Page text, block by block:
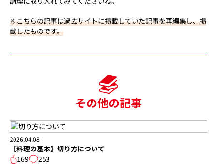
※こちらの記事は過去サイトに掲載していた記事を再編集し、掲
載したものです。
その他の記事
2026.04.08
【料理の基本】切り方について
169
253